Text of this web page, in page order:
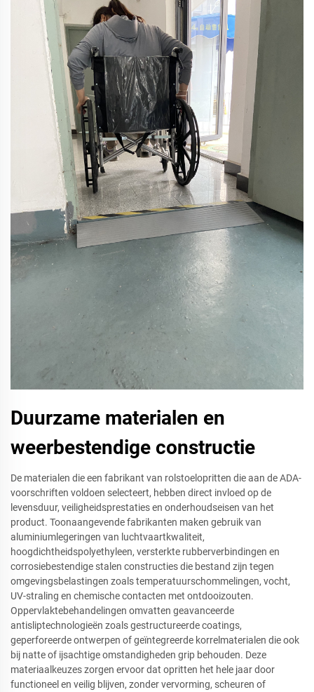
Duurzame materialen en
weerbestendige constructie
De materialen die een fabrikant van rolstoelopritten die aan de ADA-
voorschriften voldoen selecteert, hebben direct invloed op de
levensduur, veiligheidsprestaties en onderhoudseisen van het
product. Toonaangevende fabrikanten maken gebruik van
aluminiumlegeringen van luchtvaartkwaliteit,
hoogdichtheidspolyethyleen, versterkte rubberverbindingen en
corrosiebestendige stalen constructies die bestand zijn tegen
omgevingsbelastingen zoals temperatuurschommelingen, vocht,
UV-straling en chemische contacten met ontdooizouten.
Oppervlaktebehandelingen omvatten geavanceerde
antisliptechnologieën zoals gestructureerde coatings,
geperforeerde ontwerpen of geïntegreerde korrelmaterialen die ook
bij natte of ijsachtige omstandigheden grip behouden. Deze
materiaalkeuzes zorgen ervoor dat opritten het hele jaar door
functioneel en veilig blijven, zonder vervorming, scheuren of